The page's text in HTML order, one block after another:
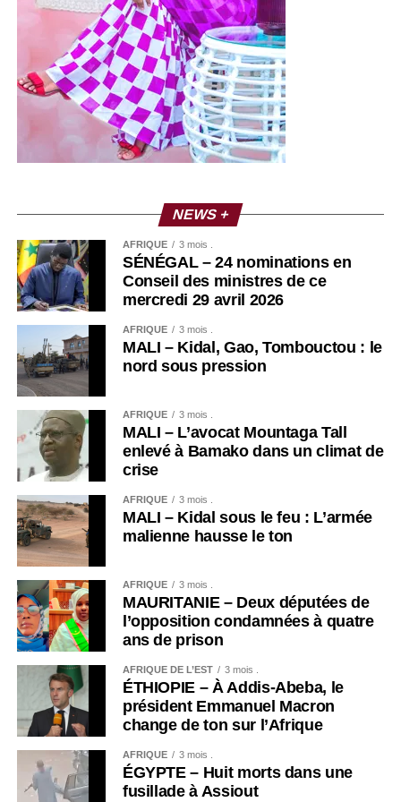
NEWS +
AFRIQUE 3 mois .
SÉNÉGAL – 24 nominations en
Conseil des ministres de ce
mercredi 29 avril 2026
AFRIQUE 3 mois .
MALI – Kidal, Gao, Tombouctou : le
nord sous pression
AFRIQUE 3 mois .
MALI – L’avocat Mountaga Tall
enlevé à Bamako dans un climat de
crise
AFRIQUE 3 mois .
MALI – Kidal sous le feu : L’armée
malienne hausse le ton
AFRIQUE 3 mois .
MAURITANIE – Deux députées de
l’opposition condamnées à quatre
ans de prison
AFRIQUE DE L’EST 3 mois .
ÉTHIOPIE – À Addis-Abeba, le
président Emmanuel Macron
change de ton sur l’Afrique
AFRIQUE 3 mois .
ÉGYPTE – Huit morts dans une
fusillade à Assiout